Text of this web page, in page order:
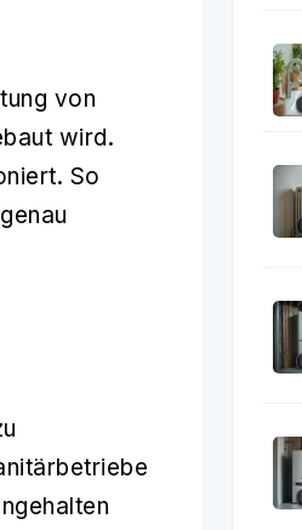
von
wird.
So